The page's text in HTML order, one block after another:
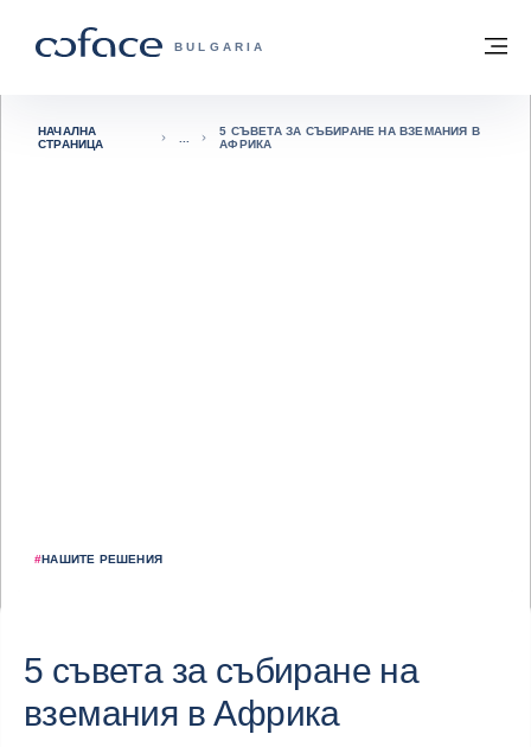
COFACE FOR TRADE - GROUP WEBSITE
BULGARIA
Обратно към начална страница
#НАШИТЕ РЕШЕНИЯ
НАЧАЛНА
СТРАНИЦА
5 СЪВЕТА ЗА СЪБИРАНЕ НА ВЗЕМАНИЯ В
АФРИКА
5 съвета за събиране на
вземания в Африка